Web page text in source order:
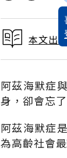
本文出
阿茲海默症
身，卻會忘
阿茲海默症
為高齡社會